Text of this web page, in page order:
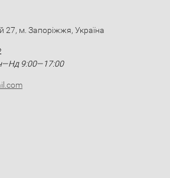
27, м. Запоріжжя, Україна
9:00—17:00